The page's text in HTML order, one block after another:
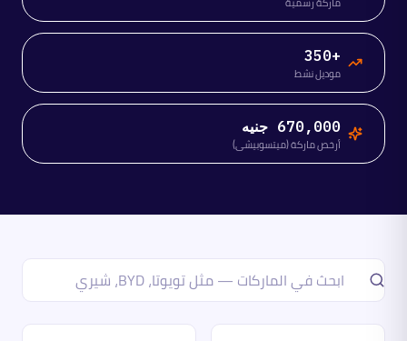
+350
موديل نشط
670,000 جنيه
أرخص ماركة (ميتسوبيشي)
ابحث عن ماركة